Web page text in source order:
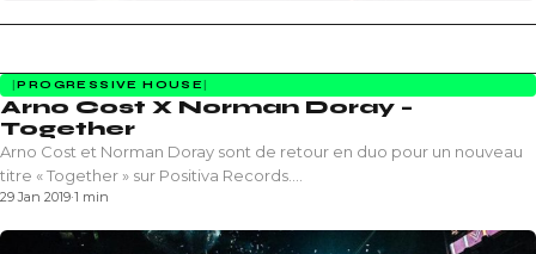
PROGRESSIVE HOUSE
Arno Cost X Norman Doray –
Together
Arno Cost et Norman Doray sont de retour en duo pour un nouveau
titre « Together » sur Positiva Records.…
29 Jan 2019·1 min